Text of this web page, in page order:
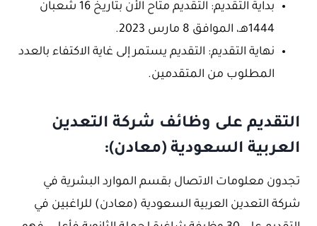
بداية التقديم: التقديم متاح الأن بتاريخ 16 شعبان
1444هـ، الموافق 8 مارس 2023.
نهاية التقديم: التقديم يستمر إلى غاية الاكتفاء بالعدد
المطلوب من المتقدمين.
التقديم على وظائف شركة التعدين
العربية السعودية (معادن):
تجدون معلومات الاتصال بقسم الموارد البشرية في
شركة التعدين العربية السعودية (معادن) للراغبين في